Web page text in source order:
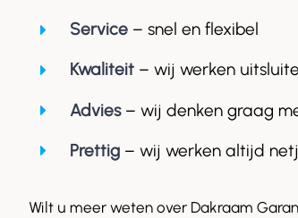
Service – snel en flexibel
Kwaliteit– wij werken
Advies– wij denken graag
Prettig– wij werken altijd
Wilt u meer weten over Dakraam